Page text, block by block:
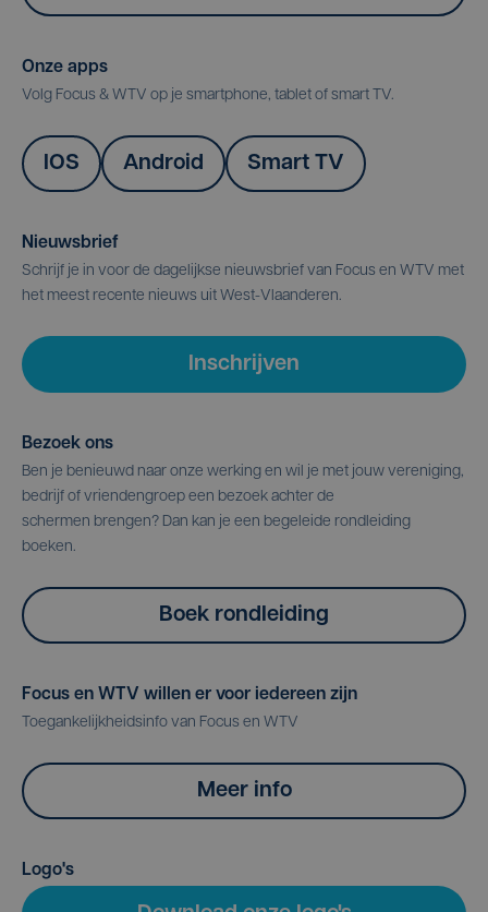
Onze apps
Volg Focus & WTV op je smartphone, tablet of smart TV.
IOS Android Smart TV
Nieuwsbrief
Schrijf je in voor de dagelijkse nieuwsbrief van Focus en WTV met
het meest recente nieuws uit West-Vlaanderen.
Inschrijven
Bezoek ons
Ben je benieuwd naar onze werking en wil je met jouw vereniging,
bedrijf of vriendengroep een bezoek achter de
schermen brengen? Dan kan je een begeleide rondleiding
boeken.
Boek rondleiding
Focus en WTV willen er voor iedereen zijn
Toegankelijkheidsinfo van Focus en WTV
Meer info
Logo's